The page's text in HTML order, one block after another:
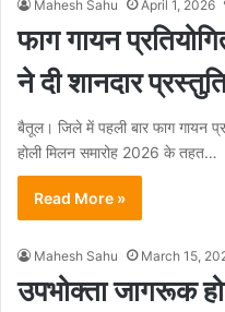
Mahesh Sahu April 1, 2026
फाग गायन
ने दी शानदार
बैतूल। जिले में पहली बार फाग गायन
होली मिलन समारोह 2026 के तहत…
Read More »
Mahesh Sahu March 15,
उपभोक्ता जागरूक